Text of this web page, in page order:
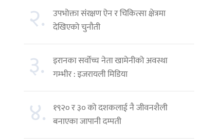
२. उपभोक्ता संरक्षण ऐन र चिकित्सा क्षेत्रमा
देखिएको चुनौती
३.
इरानका सर्वोच्च नेता खामेनीको अवस्था
गम्भीर : इजरायली मिडिया
४. १९२० र ३० को दशकलाई नै जीवनशैली
बनाएका जापानी दम्पती